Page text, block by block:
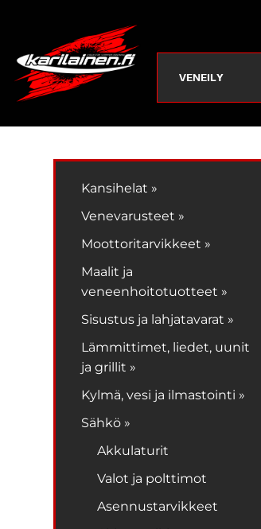
VENEILY
Kansihelat »
Venevarusteet »
Moottoritarvikkeet »
Maalit ja
veneenhoitotuotteet »
Sisustus ja lahjatavarat »
Lämmittimet, liedet, uunit
ja grillit »
Kylmä, vesi ja ilmastointi »
Sähkö »
Akkulaturit
Valot ja polttimot
Asennustarvikkeet